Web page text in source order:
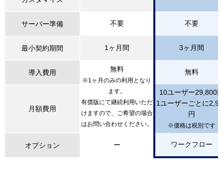
サーバー準備 不要 不要
最小契約期間 1ヶ月間 3ヶ月間
導入費用 無料
※1ヶ月のみの利用となり
ます。
有償版にて継続利用いただ
けますので、ご希望の場合
はお問い合わせください。
無料
月額費用
10ユーザー29,800
1ユーザーごとに
円
※価格は税別です
オプション ー ワークフロー
サーバー準備 不要 不要
最小契約期間 1ヶ月間 3ヶ月間
導入費用 無料
※1ヶ月のみの利用となり
ます。
有償版にて継続利用いただ
けますので、ご希望の場合
はお問い合わせください。
無料
月額費用
10ユーザー29,800
1ユーザーごとに
円
※価格は税別です
オプション ー ワークフロー
サーバー準備 不要 不要
最小契約期間 1ヶ月間 3ヶ月間
導入費用 無料
※1ヶ月のみの利用となり
ます。
有償版にて継続利用いただ
けますので、ご希望の場合
はお問い合わせください。
無料
月額費用
10ユーザー29,800
1ユーザーごとに
円
※価格は税別です
オプション ー ワークフロー
サーバー準備 不要 不要
最小契約期間 1ヶ月間 3ヶ月間
導入費用 無料
※1ヶ月のみの利用となり
ます。
有償版にて継続利用いただ
けますので、ご希望の場合
はお問い合わせください。
無料
月額費用
10ユーザー29,800
1ユーザーごとに
円
※価格は税別です
オプション ー ワークフロー